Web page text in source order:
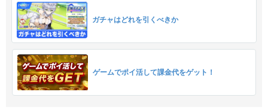
ガチャはどれを引くべきか
ゲームでポイ活して課金代をゲット！